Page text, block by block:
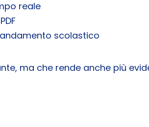
reale
scolastico
ma che rende anche più